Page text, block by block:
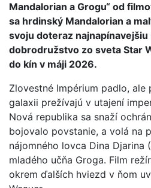
Mandalorian a Grogu“ od
sa hrdinský Mandalorian a
svoju doteraz najnapínavejšiu
dobrodružstvo zo sveta Star
do kín v máji 2026.
Zlovestné Impérium padlo, ale
galaxii prežívajú v utajení
Nová republika sa snaží
bojovalo povstanie, a volá na
nájomného lovca Dina Djarina
mladého učňa Groga. Film
okrem ďalších hviezd v ňom